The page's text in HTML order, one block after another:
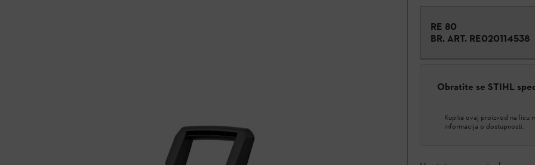
RE 80
BR. ART. RE020114538
Obratite se STIHL
Kupite ovaj proizvod na licu
informacija o dostupnosti.